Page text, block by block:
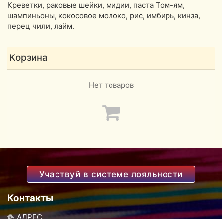
Креветки, раковые шейки, мидии, паста Том-ям,
шампиньоны, кокосовое молоко, рис, имбирь, кинза,
перец чили, лайм.
Корзина
Нет товаров
Участвуй в системе лояльности
Контакты
АДРЕС